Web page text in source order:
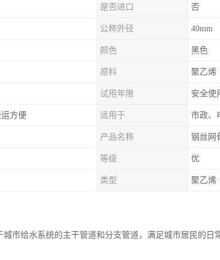
是否进口 否
公称外径 40mm
颜色 黑色
原料 聚乙烯
试用年限 安全使
方便 适用于 市政、
产品名称 钢丝网
等级 优
类型 聚乙烯
市给水系统的主干管道和分支管道，满足城市居民的日